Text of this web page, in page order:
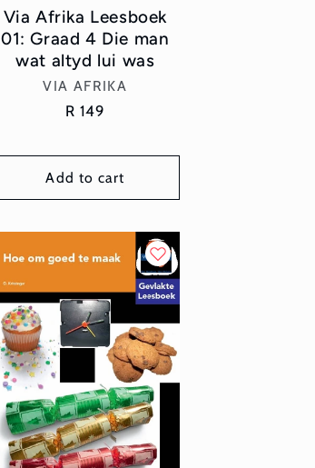
Via Afrika Leesboek
01: Graad 4 Die man
wat altyd lui was
Vendor:
VIA AFRIKA
Regular
R 149
Add to cart